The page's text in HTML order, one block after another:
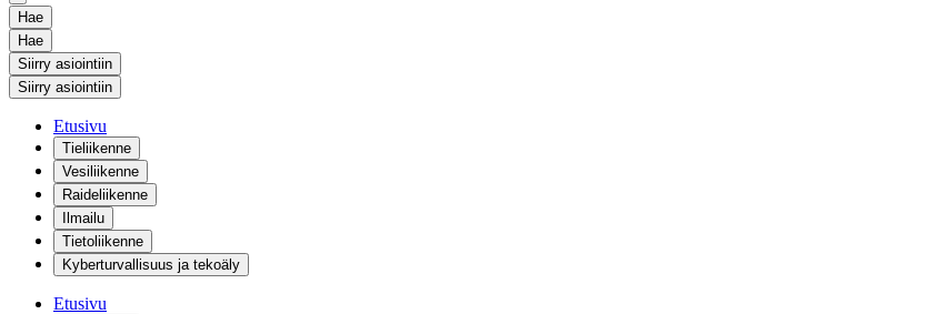
Hae
Hae
Siirry asiointiin
Siirry asiointiin
Etusivu
Tieliikenne
Vesiliikenne
Raideliikenne
Ilmailu
Tietoliikenne
Kyberturvallisuus ja tekoäly
Etusivu